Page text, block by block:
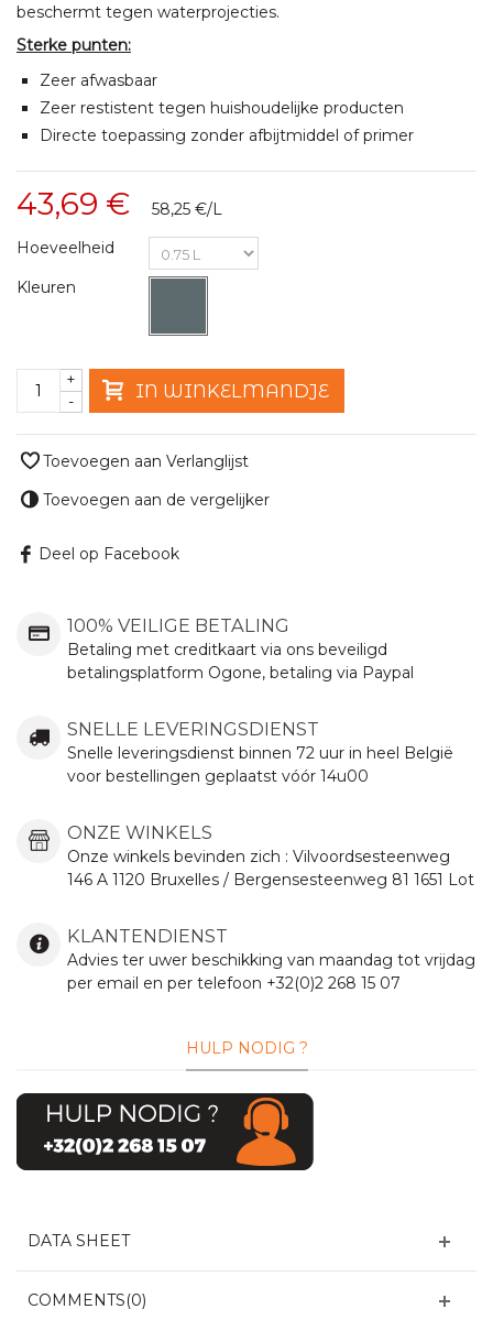
beschermt tegen waterprojecties.
Sterke punten:
Zeer afwasbaar
Zeer restistent tegen huishoudelijke producten
Directe toepassing zonder afbijtmiddel of primer
43,69 € 58,25 €/L
Hoeveelheid
Kleuren
-
+ IN WINKELMANDJE
Toevoegen aan Verlanglijst
Toevoegen aan de vergelijker
Deel op Facebook
100% VEILIGE BETALING
Betaling met creditkaart via ons beveiligd
betalingsplatform Ogone, betaling via Paypal
SNELLE LEVERINGSDIENST
Snelle leveringsdienst binnen 72 uur in heel België
voor bestellingen geplaatst vóór 14u00
ONZE WINKELS
Onze winkels bevinden zich : Vilvoordsesteenweg
146 A 1120 Bruxelles / Bergensesteenweg 81 1651 Lot
KLANTENDIENST
Advies ter uwer beschikking van maandag tot vrijdag
per email en per telefoon +32(0)2 268 15 07
HULP NODIG ?
DATA SHEET
COMMENTS(0)